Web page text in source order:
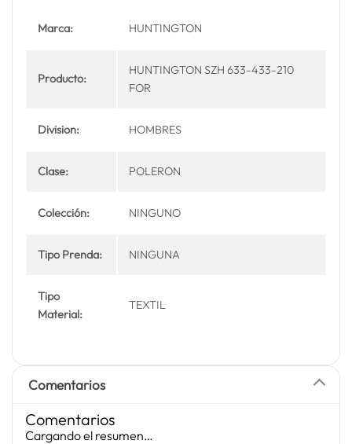
Marca: HUNTINGTON
Producto:
HUNTINGTON SZH 633-433-210
FOR
Division: HOMBRES
Clase: POLERON
Colección: NINGUNO
Tipo Prenda: NINGUNA
Tipo
Material:
TEXTIL
Comentarios
Comentarios
Cargando el resumen…